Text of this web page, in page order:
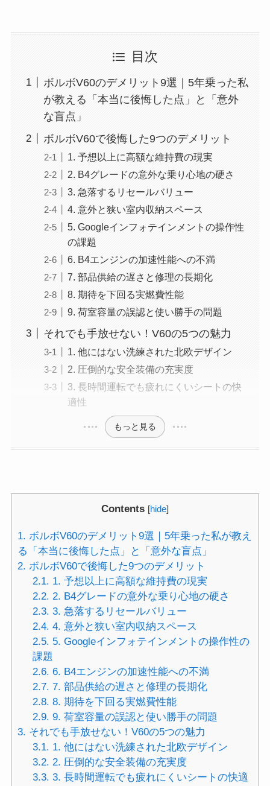
目次
ボルボV60のデメリット9選｜5年乗った私
が教える「本当に後悔した点」と「意外
な盲点」
ボルボV60で後悔した9つのデメリット
1. 予想以上に高額な維持費の現実
2. B4グレードの意外な乗り心地の硬さ
3. 急落するリセールバリュー
4. 意外と狭い室内収納スペース
5. Googleインフォテインメントの操作性
の課題
6. B4エンジンの加速性能への不満
7. 部品供給の遅さと修理の長期化
8. 期待を下回る実燃費性能
9. 荷室容量の誤認と使い勝手の問題
それでも手放せない！V60の5つの魅力
1. 他にはない洗練された北欧デザイン
2. 圧倒的な安全装備の充実度
3. 長時間運転でも疲れにくいシートの快
適性
もっと見る
Contents [hide]
1. ボルボV60のデメリット9選｜5年乗った私が教え
る「本当に後悔した点」と「意外な盲点」
2. ボルボV60で後悔した9つのデメリット
2.1. 1. 予想以上に高額な維持費の現実
2.2. 2. B4グレードの意外な乗り心地の硬さ
2.3. 3. 急落するリセールバリュー
2.4. 4. 意外と狭い室内収納スペース
2.5. 5. Googleインフォテインメントの操作性の
課題
2.6. 6. B4エンジンの加速性能への不満
2.7. 7. 部品供給の遅さと修理の長期化
2.8. 8. 期待を下回る実燃費性能
2.9. 9. 荷室容量の誤認と使い勝手の問題
3. それでも手放せない！V60の5つの魅力
3.1. 1. 他にはない洗練された北欧デザイン
3.2. 2. 圧倒的な安全装備の充実度
3.3. 3. 長時間運転でも疲れにくいシートの快適